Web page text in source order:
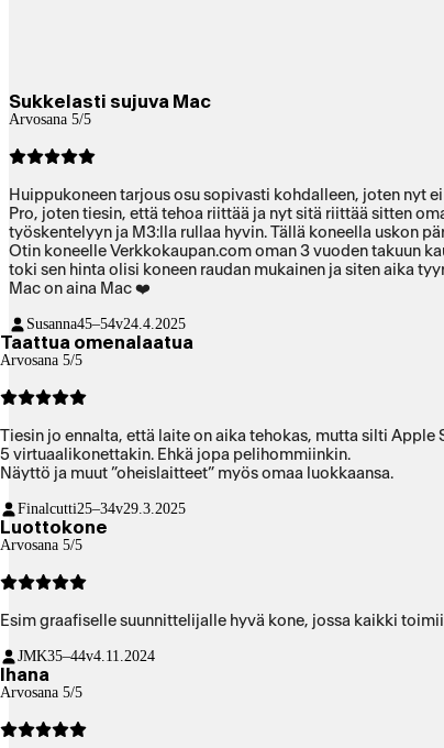
Sukkelasti sujuva Mac
Arvosana 5/5
Huippukoneen tarjous osu sopivasti kohdalleen, joten nyt
Pro, joten tiesin, että tehoa riittää ja nyt sitä riittää sitten
työskentelyyn ja M3:lla rullaa hyvin. Tällä koneella uskon
Otin koneelle Verkkokaupan.com oman 3 vuoden takuun
toki sen hinta olisi koneen raudan mukainen ja siten aika
Mac on aina Mac ❤️
Susanna45–54v24.4.2025
Taattua omenalaatua
Arvosana 5/5
Tiesin jo ennalta, että laite on aika tehokas, mutta silti
5 virtuaalikonettakin. Ehkä jopa pelihommiinkin.
Näyttö ja muut ”oheislaitteet” myös omaa luokkaansa.
Finalcutti25–34v29.3.2025
Luottokone
Arvosana 5/5
Esim graafiselle suunnittelijalle hyvä kone, jossa kaikki
JMK35–44v4.11.2024
Ihana
Arvosana 5/5